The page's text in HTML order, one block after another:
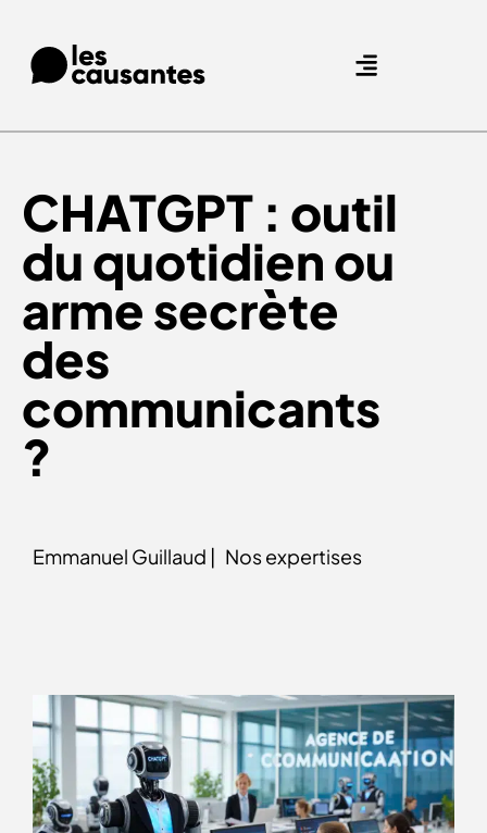
CHATGPT : outil
du quotidien ou
arme secrète
des
communicants
?
Emmanuel Guillaud | Nos expertises